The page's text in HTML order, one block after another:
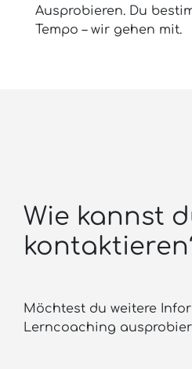
Ausprobieren. Du
Tempo – wir gehen mit.
Wie kannst
Möchtest du weitere
Lerncoaching